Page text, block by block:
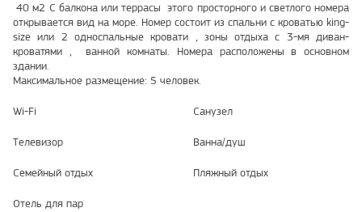
40 м2 С балкона или террасы этого просторного и светлого номера
открывается вид на море. Номер состоит из спальни с кроватью king-
size или 2 односпальные кровати , зоны отдыха с 3-мя диван-
кроватями , ванной комнаты. Номера расположены в основном
здании.
Максимальное размещение: 5 человек.
Wi-Fi Санузел
Телевизор Ванна/душ
Семейный отдых Пляжный отдых
Отель для пар